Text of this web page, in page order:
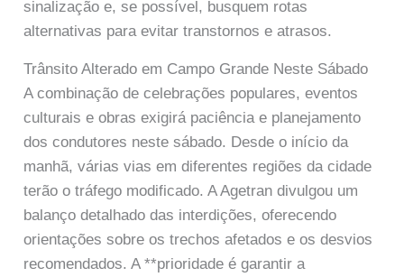
sinalização e, se possível, busquem rotas
alternativas para evitar transtornos e atrasos.
Trânsito Alterado em Campo Grande Neste Sábado
A combinação de celebrações populares, eventos
culturais e obras exigirá paciência e planejamento
dos condutores neste sábado. Desde o início da
manhã, várias vias em diferentes regiões da cidade
terão o tráfego modificado. A Agetran divulgou um
balanço detalhado das interdições, oferecendo
orientações sobre os trechos afetados e os desvios
recomendados. A **prioridade é garantir a